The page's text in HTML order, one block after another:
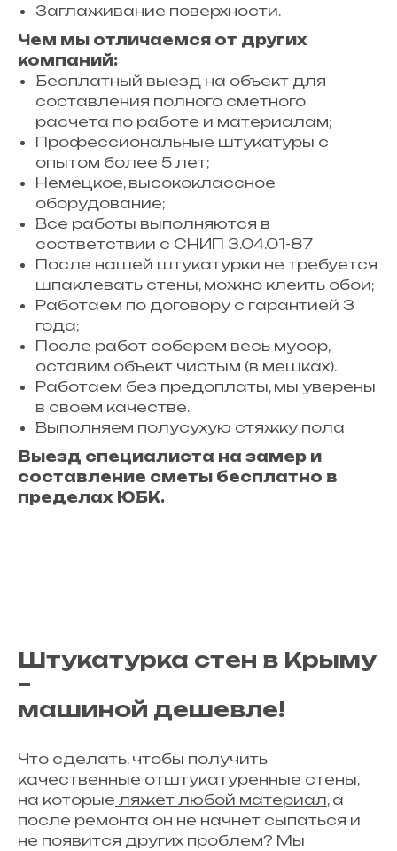
Заглаживание поверхности.
Чем мы отличаемся от других
компаний:
Бесплатный выезд на объект для
составления полного сметного
расчета по работе и материалам;
Профессиональные штукатуры с
опытом более 5 лет;
Немецкое, высококлассное
оборудование;
Все работы выполняются в
соответствии с СНИП 3.04.01-87
После нашей штукатурки не требуется
шпаклевать стены, можно клеить обои;
Работаем по договору с гарантией 3
года;
После работ соберем весь мусор,
оставим объект чистым (в мешках).
Работаем без предоплаты, мы уверены
в своем качестве.
Выполняем полусухую стяжку пола
Выезд специалиста на замер и
составление сметы бесплатно в
пределах ЮБК.
Штукатурка стен в Крыму
–
машиной дешевле!
Что сделать, чтобы получить
качественные отштукатуренные стены,
на которые ляжет любой материал, а
после ремонта он не начнет сыпаться и
не появится других проблем? Мы
нам по телефону +7 (978) 000-
Ваше имя
Ваш телефон
+7